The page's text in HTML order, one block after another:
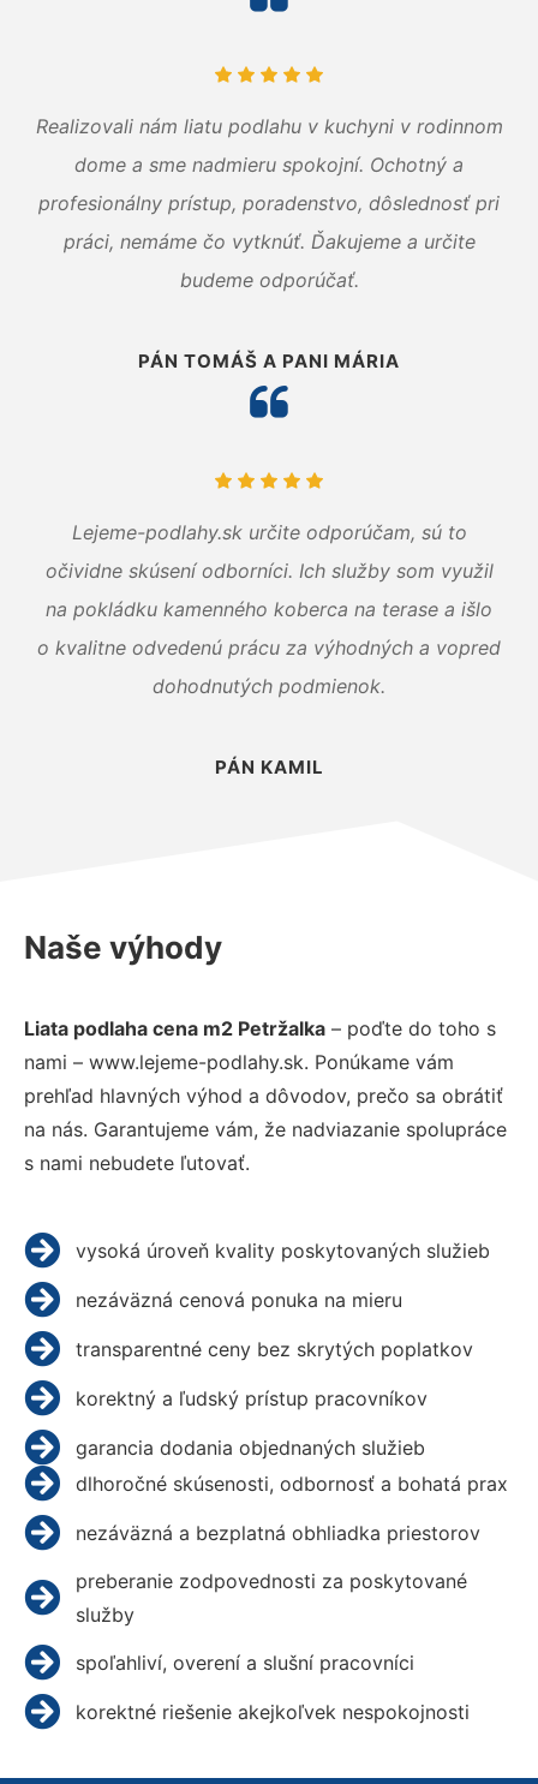
Realizovali nám liatu podlahu v kuchyni v rodinnom
dome a sme nadmieru spokojní. Ochotný a
profesionálny prístup, poradenstvo, dôslednosť pri
práci, nemáme čo vytknúť. Ďakujeme a určite
budeme odporúčať.
PÁN TOMÁŠ A PANI MÁRIA
Lejeme-podlahy.sk určite odporúčam, sú to
očividne skúsení odborníci. Ich služby som využil
na pokládku kamenného koberca na terase a išlo
o kvalitne odvedenú prácu za výhodných a vopred
dohodnutých podmienok.
PÁN KAMIL
Naše výhody
Liata podlaha cena m2 Petržalka – poďte do toho s
nami – www.lejeme-podlahy.sk. Ponúkame vám
prehľad hlavných výhod a dôvodov, prečo sa obrátiť
na nás. Garantujeme vám, že nadviazanie spolupráce
s nami nebudete ľutovať.
vysoká úroveň kvality poskytovaných služieb
nezáväzná cenová ponuka na mieru
transparentné ceny bez skrytých poplatkov
korektný a ľudský prístup pracovníkov
garancia dodania objednaných služieb
dlhoročné skúsenosti, odbornosť a bohatá prax
nezáväzná a bezplatná obhliadka priestorov
preberanie zodpovednosti za poskytované
služby
spoľahliví, overení a slušní pracovníci
korektné riešenie akejkoľvek nespokojnosti